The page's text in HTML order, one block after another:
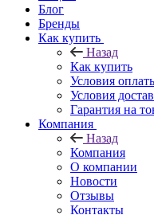
Блог
Бренды
Как купить
Назад
Как купить
Условия
Условия
Гарантия на
Компания
Назад
Компания
О компании
Новости
Отзывы
Контакты